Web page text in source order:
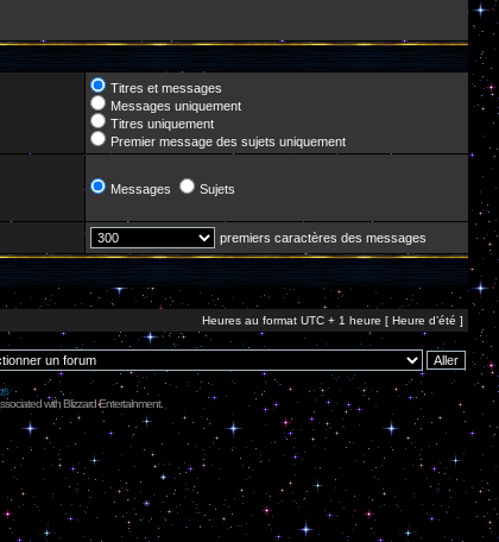
Titres et messages
Messages uniquement
Titres uniquement
Premier message des sujets uniquement
Messages Sujets
premiers caractères des messages
Heures au format UTC + 1 heure [ Heure d’été ]
with Blizzard Entertainment.